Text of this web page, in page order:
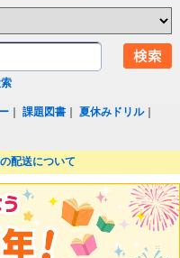
｜課題図書 ｜夏休みドリル｜
配送について